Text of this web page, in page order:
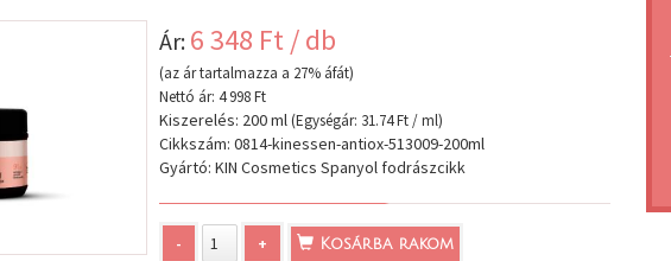
Ár: 6 348 Ft / db
(az ár tartalmazza a 27% áfát)
Nettó ár: 4 998 Ft
Kiszerelés: 200 ml(Egységár: 31.74 Ft / ml)
Cikkszám: 0814-kinessen-antiox-513009-200ml
Gyártó: KIN Cosmetics Spanyol fodrászcikk
- + Kosárba rakom